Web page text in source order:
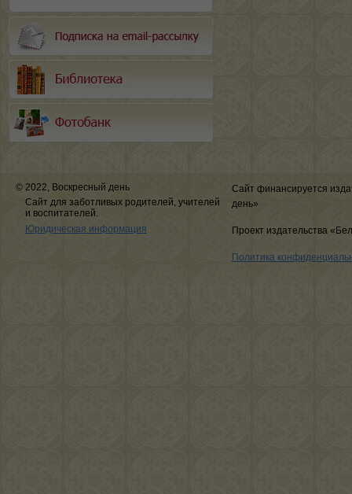
© 2022, Воскресный день
Сайт для заботливых родителей, учителей
и воспитателей.
Юридическая информация
Сайт финансируется
день»
Проект издательства
Политика